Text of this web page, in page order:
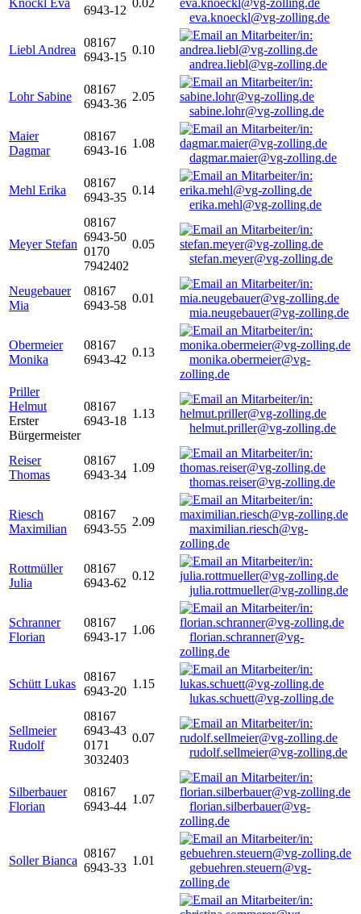
Knöckl Eva
6943-12
0.02
eva.knoeckl@vg-zolling.de
Liebl Andrea
08167
6943-15
0.10
andrea.liebl@vg-zolling.de
Lohr Sabine
08167
6943-36
2.05
sabine.lohr@vg-zolling.de
Maier
Dagmar
08167
6943-16
1.08
dagmar.maier@vg-zolling.de
Mehl Erika
08167
6943-35
0.14
erika.mehl@vg-zolling.de
Meyer Stefan
08167
6943-50
0170
7942402
0.05
stefan.meyer@vg-zolling.de
Neugebauer
Mia
08167
6943-58
0.01
mia.neugebauer@vg-zolling.de
Obermeier
Monika
08167
6943-42
0.13
monika.obermeier@vg-
zolling.de
Priller
Helmut
Erster
Bürgermeister
08167
6943-18
1.13
helmut.priller@vg-zolling.de
Reiser
Thomas
08167
6943-34
1.09
thomas.reiser@vg-zolling.de
Riesch
Maximilian
08167
6943-55
2.09
maximilian.riesch@vg-
zolling.de
Rottmüller
Julia
08167
6943-62
0.12
julia.rottmueller@vg-zolling.de
Schranner
Florian
08167
6943-17
1.06
florian.schranner@vg-
zolling.de
Schütt Lukas
08167
6943-20
1.15
lukas.schuett@vg-zolling.de
Sellmeier
Rudolf
08167
6943-43
0171
3032403
0.07
rudolf.sellmeier@vg-zolling.de
Silberbauer
Florian
08167
6943-44
1.07
florian.silberbauer@vg-
zolling.de
Soller Bianca
08167
6943-33
1.01
gebuehren.steuern@vg-
zolling.de